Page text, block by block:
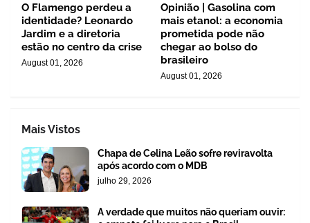
O Flamengo perdeu a
identidade? Leonardo
Jardim e a diretoria
estão no centro da crise
August 01, 2026
Opinião | Gasolina com
mais etanol: a economia
prometida pode não
chegar ao bolso do
brasileiro
August 01, 2026
Mais Vistos
Chapa de Celina Leão sofre reviravolta
após acordo com o MDB
julho 29, 2026
A verdade que muitos não queriam ouvir: